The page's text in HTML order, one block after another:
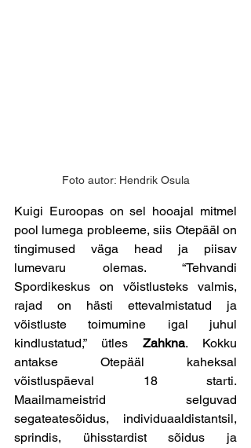
Foto autor: Hendrik Osula
Kuigi Euroopas on sel hooajal mitmel
pool lumega probleeme, siis Otepääl on
tingimused väga head ja piisav
lumevaru olemas. “Tehvandi
Spordikeskus on võistlusteks valmis,
rajad on hästi ettevalmistatud ja
võistluste toimumine igal juhul
kindlustatud,” ütles Zahkna. Kokku
antakse Otepääl kaheksal
võistluspäeval 18 starti.
Maailmameistrid selguvad
segateatesõidus, individuaaldistantsil,
sprindis, ühisstardist sõidus ja